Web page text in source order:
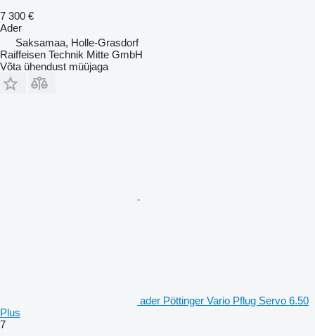
7 300 €
Ader
Saksamaa, Holle-Grasdorf
Raiffeisen Technik Mitte GmbH
Võta ühendust müüjaga
ader Pöttinger Vario Pflug Servo 6.50
Plus
7